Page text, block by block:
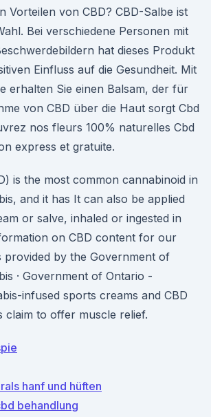
Vorteilen von CBD? CBD-Salbe ist
Bei verschiedene Personen mit
hat dieses Produkt
Einfluss auf die Gesundheit. Mit
erhalten Sie einen Balsam, der für
von CBD über die Haut sorgt Cbd
nos fleurs 100% naturelles Cbd
express et gratuite.
is the most common cannabinoid in
and it has It can also be applied
or salve, inhaled or ingested in
on CBD content for our
provided by the Government of
· Government of Ontario -
infused sports creams and CBD
claim to offer muscle relief.
hanf und hüften
behandlung